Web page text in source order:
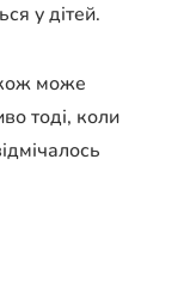
у дітей.
може
тоді, коли